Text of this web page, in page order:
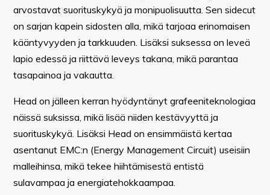
arvostavat suorituskykyä ja monipuolisuutta. Sen sidecut
on sarjan kapein sidosten alla, mikä tarjoaa erinomaisen
kääntyvyyden ja tarkkuuden. Lisäksi suksessa on leveä
lapio edessä ja riittävä leveys takana, mikä parantaa
tasapainoa ja vakautta.
Head on jälleen kerran hyödyntänyt grafeeniteknologiaa
näissä suksissa, mikä lisää niiden kestävyyttä ja
suorituskykyä. Lisäksi Head on ensimmäistä kertaa
asentanut EMC:n (Energy Management Circuit) useisiin
malleihinsa, mikä tekee hiihtämisestä entistä
sulavampaa ja energiatehokkaampaa.